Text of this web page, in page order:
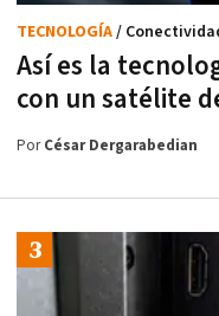
Así es la
con un satélite
TECNOLOGÍA/
PorCésar Dergarabedian